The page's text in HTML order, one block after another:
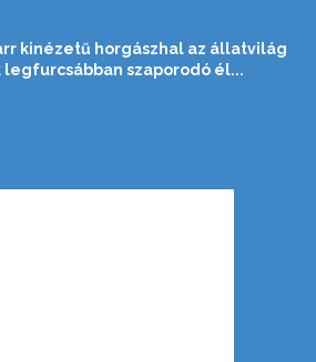
kinézetű horgászhal az állatvilág
legfurcsábban szaporodó él...